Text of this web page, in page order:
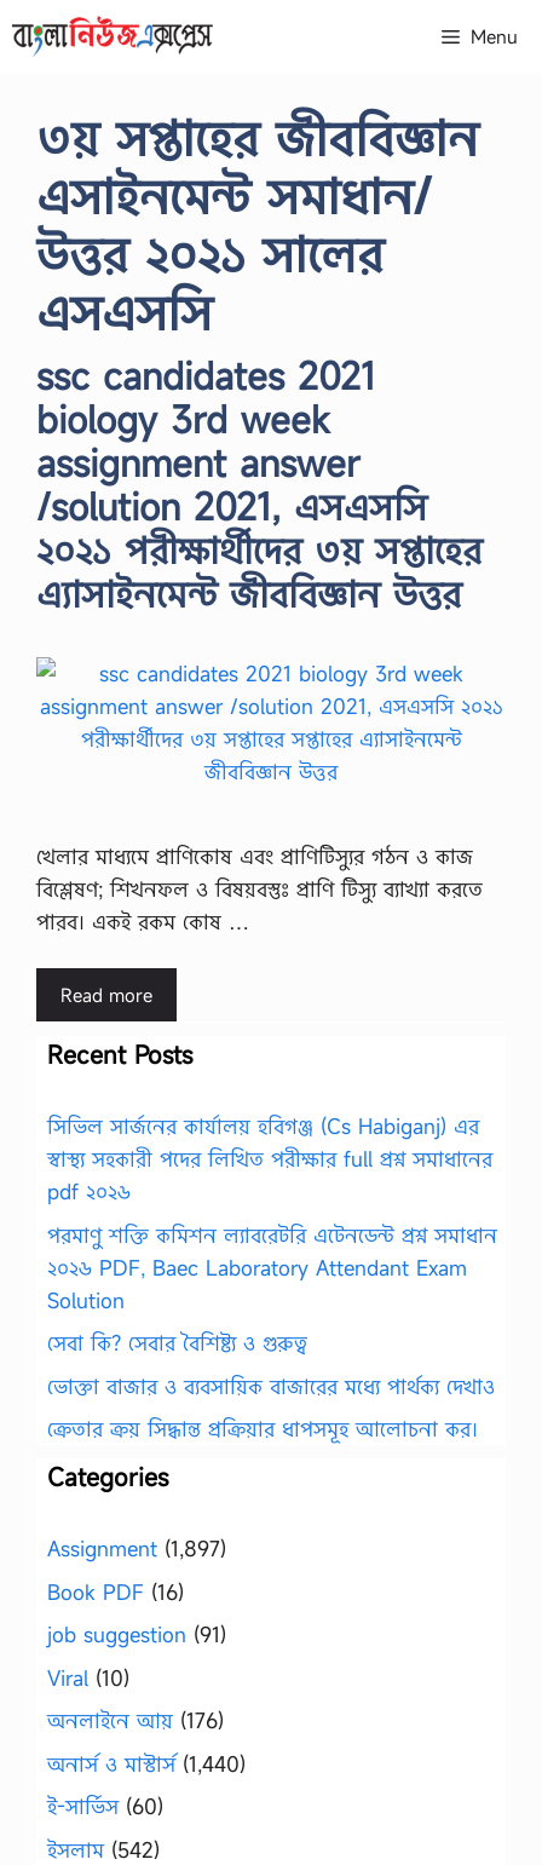
to
Menu
৩য় সপ্তাহের জীববিজ্ঞান
এসাইনমেন্ট সমাধান/
উত্তর ২০২১ সালের
এসএসসি
ssc candidates 2021
biology 3rd week
assignment answer
/solution 2021, এসএসসি
২০২১ পরীক্ষার্থীদের ৩য় সপ্তাহের
এ্যাসাইনমেন্ট জীববিজ্ঞান উত্তর
খেলার মাধ্যমে প্রাণিকোষ এবং প্রাণিটিস্যুর গঠন ও কাজ
বিশ্লেষণ; শিখনফল ও বিষয়বস্তুঃ প্রাণি টিস্যু ব্যাখ্যা করতে
পারব। একই রকম কোষ …
Read more
Recent Posts
সিভিল সার্জনের কার্যালয় হবিগঞ্জ (Cs Habiganj) এর
স্বাস্থ্য সহকারী পদের লিখিত পরীক্ষার full প্রশ্ন সমাধানের
pdf ২০২৬
পরমাণু শক্তি কমিশন ল্যাবরেটরি এটেনডেন্ট প্রশ্ন সমাধান
২০২৬ PDF, Baec Laboratory Attendant Exam
Solution
সেবা কি? সেবার বৈশিষ্ট্য ও গুরুত্ব
ভোক্তা বাজার ও ব্যবসায়িক বাজারের মধ্যে পার্থক্য দেখাও
ক্রেতার ক্রয় সিদ্ধান্ত প্রক্রিয়ার ধাপসমূহ আলোচনা কর।
Categories
Assignment (1,897)
Book PDF (16)
job suggestion (91)
Viral (10)
অনলাইনে আয় (176)
অনার্স ও মাস্টার্স(1,440)
ই-সার্ভিস(60)
ইসলাম(542)